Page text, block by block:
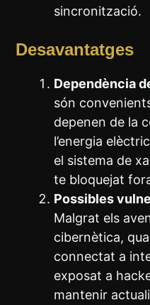
sincronització.
Desavantatges
Dependència
són
depenen de la
l’energia
el sistema de
te bloquejat
Possibles
Malgrat els
cibernètica,
connectat a
exposat a
mantenir